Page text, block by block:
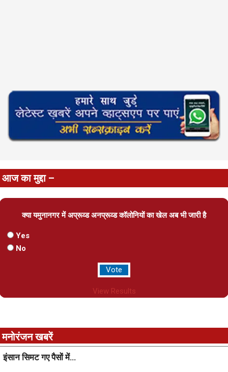
आज का मुद्दा –
क्या यमुनानगर में अप्रूव्ड अनप्रूव्ड कॉलोनियों का खेल अब भी जारी है
Yes
No
View Results
मनोरंजन खबरें
इंसान सिमट गए पैसों में…